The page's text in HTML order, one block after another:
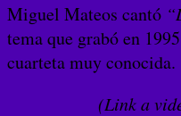
Miguel Mateos cantó
tema que grabó en
cuarteta muy conocida.
(Link a